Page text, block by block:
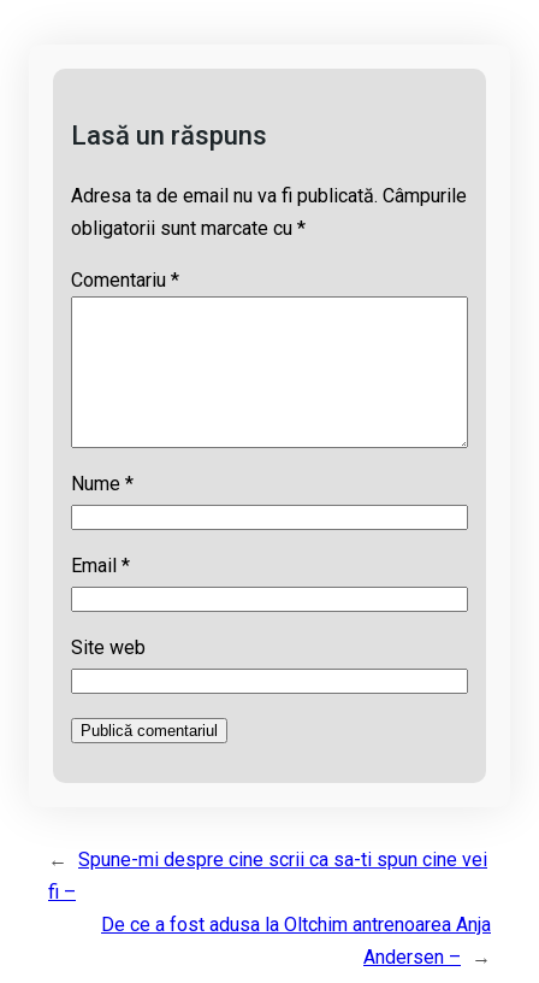
Lasă un răspuns
Adresa ta de email nu va fi publicată. Câmpurile
obligatorii sunt marcate cu *
Comentariu *
Nume *
Email *
Site web
←
Spune-mi despre cine scrii ca sa-ti spun cine vei
fi –
De ce a fost adusa la Oltchim antrenoarea Anja
Andersen –
→